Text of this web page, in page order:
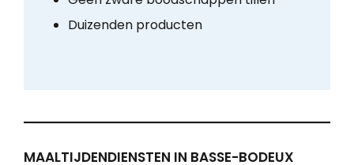
Duizenden producten
MAALTIJDENDIENSTEN IN BASSE-BODEUX